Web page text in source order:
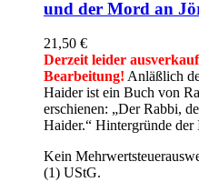
und der Mord an
21,50 €
Derzeit leider
Bearbeitung! Anläßlich
Haider ist ein Buch von
erschienen: „Der Rabbi,
Haider.“ Hintergründe
Kein
(1) UStG.